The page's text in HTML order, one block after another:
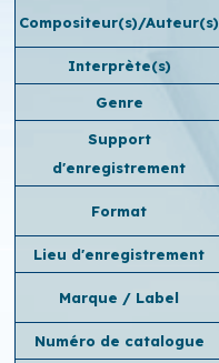
Compositeur(s)/Auteur(s)
Interprète(s)
Genre
Support
d'enregistrement
Format
Lieu d'enregistrement
Marque / Label
Numéro de catalogue